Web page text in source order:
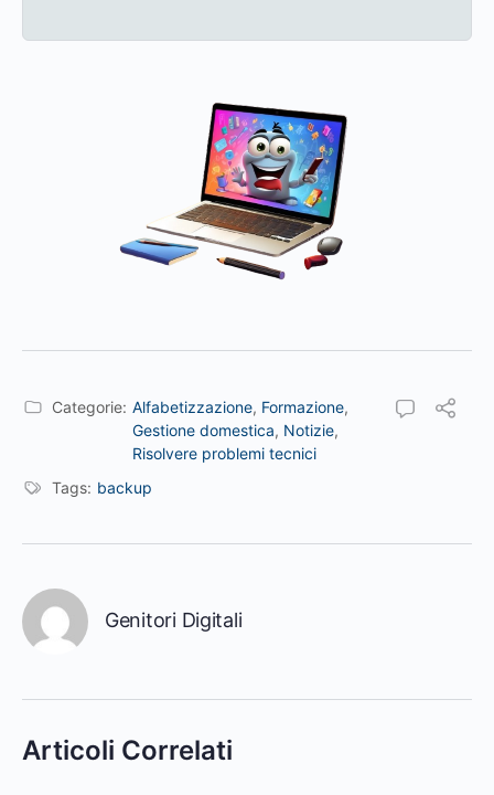
Categorie: Alfabetizzazione, Formazione,
Gestione domestica, Notizie,
Risolvere problemi tecnici
Tags: backup
Genitori Digitali
Articoli Correlati